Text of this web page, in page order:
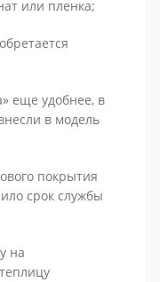
или пленка;
еще удобнее, в
в модель
покрытия
срок службы
на